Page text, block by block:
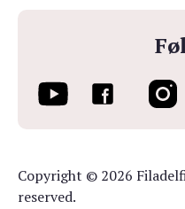
Copyright © 2026
reserved.